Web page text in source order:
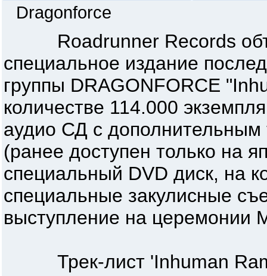
Dragonforce
Roadrunner Records
специальное издание
группы DRAGONFORCE
количестве 114.000
аудио СД с дополнительным
(ранее доступен только на
специальный DVD диск, на
специальные закулисные
выступление на церемонии
Трек-лист 'Inhuman